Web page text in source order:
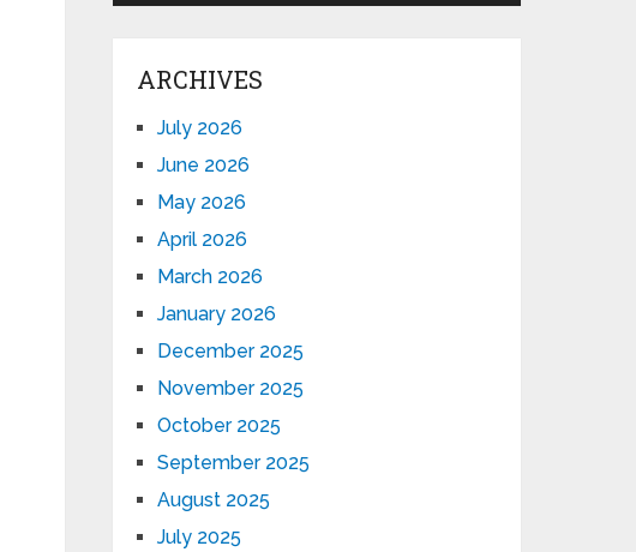
ARCHIVES
July 2026
June 2026
May 2026
April 2026
March 2026
January 2026
December 2025
November 2025
October 2025
September 2025
August 2025
July 2025